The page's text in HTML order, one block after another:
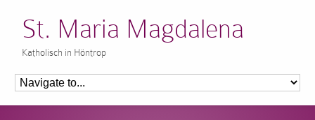
St. Maria Magdalena
Katholisch in Höntrop